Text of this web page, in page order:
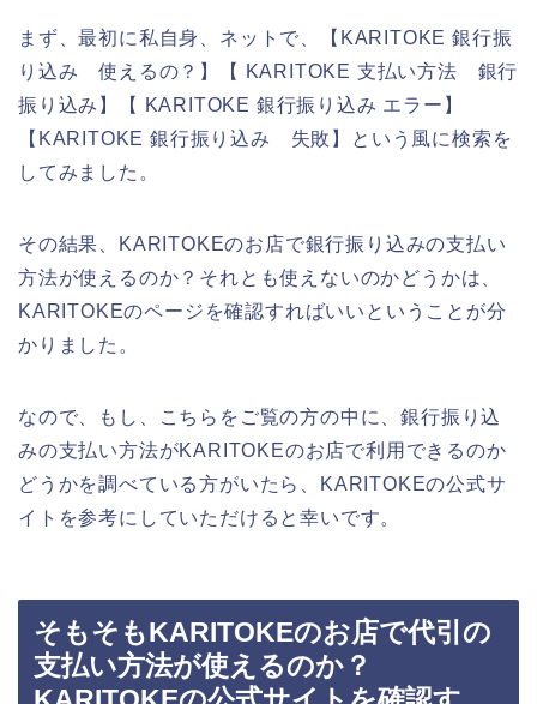
まず、最初に私自身、ネットで、【KARITOKE 銀行振
り込み 使えるの？】【 KARITOKE 支払い方法 銀行
振り込み】【 KARITOKE 銀行振り込み エラー】
【KARITOKE 銀行振り込み 失敗】という風に検索を
してみました。
その結果、KARITOKEのお店で銀行振り込みの支払い
方法が使えるのか？それとも使えないのかどうかは、
KARITOKEのページを確認すればいいということが分
かりました。
なので、もし、こちらをご覧の方の中に、銀行振り込
みの支払い方法がKARITOKEのお店で利用できるのか
どうかを調べている方がいたら、KARITOKEの公式サ
イトを参考にしていただけると幸いです。
そもそもKARITOKEのお店で代引の
支払い方法が使えるのか？